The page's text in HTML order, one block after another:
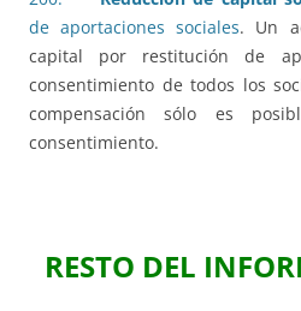
de aportaciones sociales. Un
capital por restitución de
consentimiento de todos los
compensación sólo es
consentimiento.
RESTO DEL